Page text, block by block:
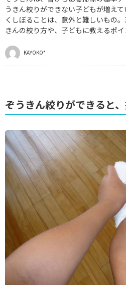
うきん絞りができない子どもが増え
くしぼることは、意外と難しいもの
きんの絞り方や、子どもに教えるポイ
KAYOKO*
ぞうきん絞りができると